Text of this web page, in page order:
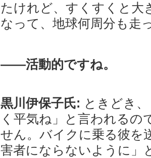
たけれど、すくすくと大
なって、地球何周分も走
――活動的ですね。
黒川伊保子氏: ときどき
く平気ね」と言われるの
せん。バイクに乗る彼を
害者にならないように」